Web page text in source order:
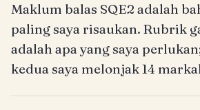
Maklum balas SQE2 adalah
paling saya risaukan. Rubrik
adalah apa yang saya
kedua saya melonjak 14